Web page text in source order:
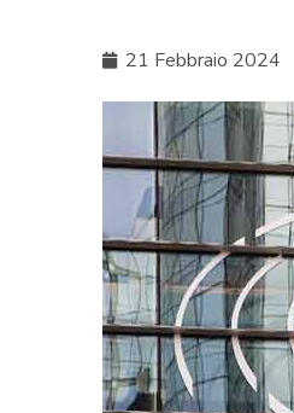
21 Febbraio 2024